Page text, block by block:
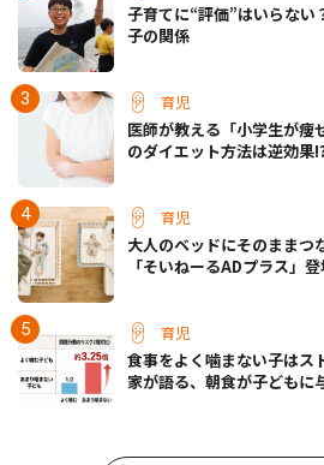
子育てに“評価”はいらない
子の関係
育児
医師が教える「小学生が痩
のダイエット方法は逆効果
育児
大人のベッドにそのままつ
「そいねーるADプラス」
育児
食事をよく噛まない子はス
家が語る、朝食が子どもに